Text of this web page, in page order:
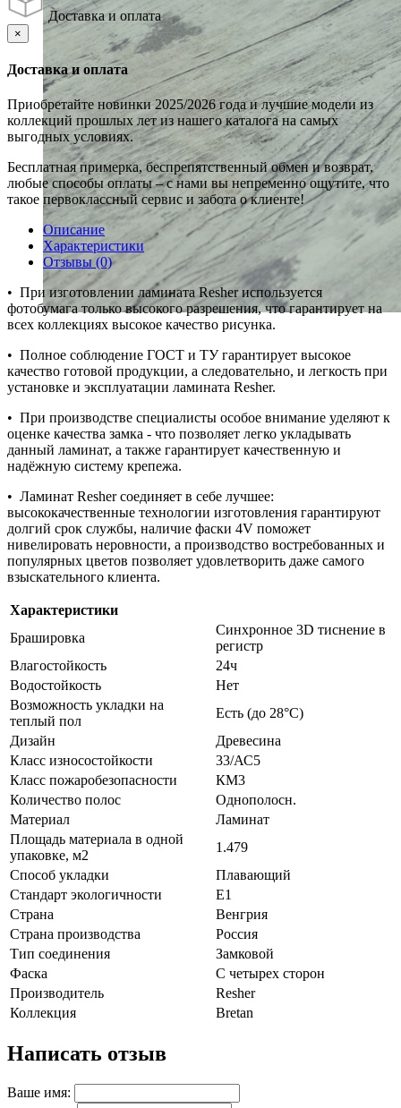
Доставка и оплата
×
Доставка и оплата
Приобретайте новинки 2025/2026 года и лучшие модели из
коллекций прошлых лет из нашего каталога на самых
выгодных условиях.
Бесплатная примерка, беспрепятственный обмен и возврат,
любые способы оплаты – с нами вы непременно ощутите, что
такое первоклассный сервис и забота о клиенте!
Описание
Характеристики
Отзывы (0)
•⁠ ⁠При изготовлении ламината Resher используется
фотобумага только высокого разрешения, что гарантирует на
всех коллекциях высокое качество рисунка.
•⁠ ⁠Полное соблюдение ГОСТ и ТУ гарантирует высокое
качество готовой продукции, а следовательно, и легкость при
установке и эксплуатации ламината Resher.
•⁠ ⁠При производстве специалисты особое внимание уделяют к
оценке качества замка - что позволяет легко укладывать
данный ламинат, а также гарантирует качественную и
надёжную систему крепежа.
•⁠ ⁠Ламинат Resher соединяет в себе лучшее:
высококачественные технологии изготовления гарантируют
долгий срок службы, наличие фаски 4V поможет
нивелировать неровности, а производство востребованных и
популярных цветов позволяет удовлетворить даже самого
взыскательного клиента.
Характеристики
Брашировка
Синхронное 3D тиснение в
регистр
Влагостойкость
24ч
Водостойкость
Нет
Возможность укладки на
теплый пол
Есть (до 28°С)
Дизайн
Древесина
Класс износостойкости
33/АС5
Класс пожаробезопасности
КМ3
Количество полос
Однополосн.
Материал
Ламинат
Площадь материала в одной
упаковке, м2
1.479
Способ укладки
Плавающий
Стандарт экологичности
E1
Страна
Венгрия
Страна производства
Россия
Тип соединения
Замковой
Фаска
С четырех сторон
Производитель
Resher
Коллекция
Bretan
Написать отзыв
Ваше имя: